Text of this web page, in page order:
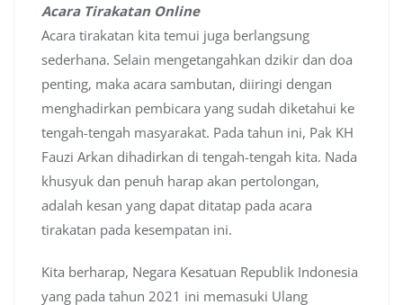
Acara Tirakatan Online
Acara tirakatan kita temui juga berlangsung
sederhana. Selain mengetangahkan dzikir dan doa
penting, maka acara sambutan, diiringi dengan
menghadirkan pembicara yang sudah diketahui ke
tengah-tengah masyarakat. Pada tahun ini, Pak KH
Fauzi Arkan dihadirkan di tengah-tengah kita. Nada
khusyuk dan penuh harap akan pertolongan,
adalah kesan yang dapat ditatap pada acara
tirakatan pada kesempatan ini.
Kita berharap, Negara Kesatuan Republik Indonesia
yang pada tahun 2021 ini memasuki Ulang